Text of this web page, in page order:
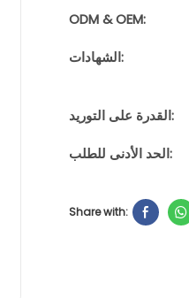
ODM & OEM:
الشهادات:
القدرة على التوريد:
الحد الأدنى للطلب:
Share with: